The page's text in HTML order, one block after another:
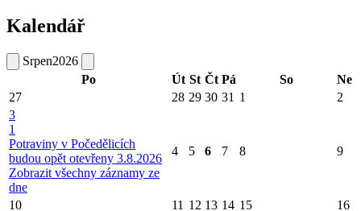
Kalendář
Srpen2026
Po
Út St Čt Pá So
Ne
27
28 29 30 31 1
2
3
1
Potraviny v Počedělicích
budou opět otevřeny 3.8.2026
Zobrazit všechny záznamy ze
dne
4 5 6 7 8 9
10 11 12 13 14 15
16